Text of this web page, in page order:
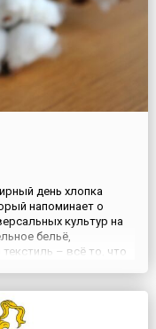
день хлопка
напоминает о
культур на
бельё,
– всё то, что